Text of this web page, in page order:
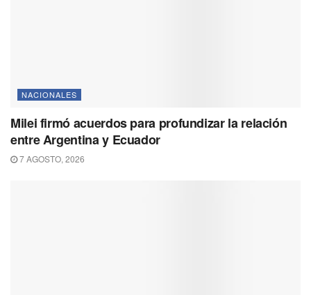
NACIONALES
Milei firmó acuerdos para profundizar la relación
entre Argentina y Ecuador
7 AGOSTO, 2026